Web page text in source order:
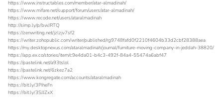
https://www.instructables.com/member/atar-almadinah/
https://www.mifare.net/support/forum/users/atar-almadinah/
https://www.recode.net/users/ataralmadinah
http://simp.ly/p/bwJRTQ
https://zenwriting.net/jzlzjv7sf2
https://writer.zohopublic.com/writer/published/rg9748fafd0f2210f4604b33d2cbf28388aea
https://my.desktopnexus.com/ataralmadinah/journal/furniture-moving-company-in-jeddah-38820/
https://app.ex.co/stories/item/c9e4da01-b4c3-492f-84a4-55474a6abf47
https://pastelink.net/a93tslol
https://pastelink.net/6zkez7a2
https://www.kongregate.com/accounts/ataralmadinah
https://bit.ly/3PiheFn
https://bit.ly/3SJJZxX